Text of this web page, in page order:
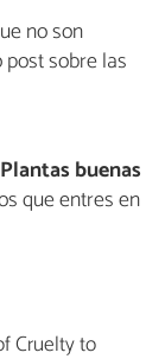
no son
sobre las
Plantas buenas
que entres en
Cruelty to